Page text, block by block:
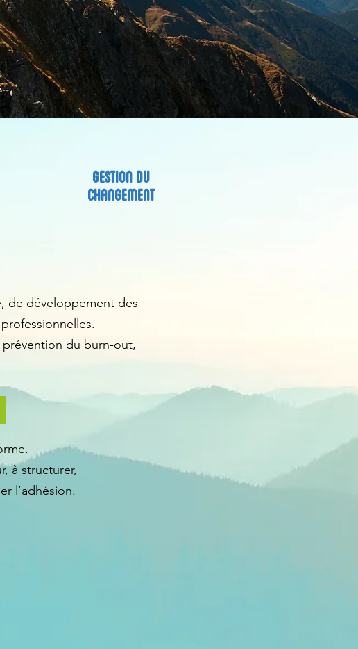
GESTION DU
CHANGEMENT
de développement des
prévention du burn-out,
à structurer,
l’adhésion.